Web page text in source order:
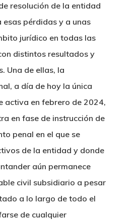
resolución de la entidad
esas pérdidas y a unas
jurídico en todas las
distintos resultados y
Una de ellas, la
a día de hoy la única
activa en febrero de 2024,
en fase de instrucción de
penal en el que se
de la entidad y donde
aún permanece
civil subsidiario a pesar
a lo largo de todo el
de cualquier